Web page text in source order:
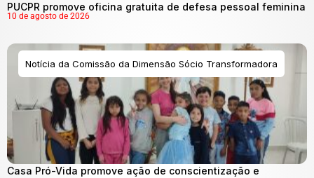
PUCPR promove oficina gratuita de defesa pessoal feminina
10 de agosto de 2026
Notícia da Comissão da Dimensão Sócio Transformadora
Casa Pró-Vida promove ação de conscientização e